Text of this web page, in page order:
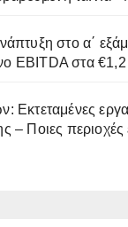
στο α΄
EBITDA στα €1,2
Εκτεταμένες
– Ποιες περιοχές